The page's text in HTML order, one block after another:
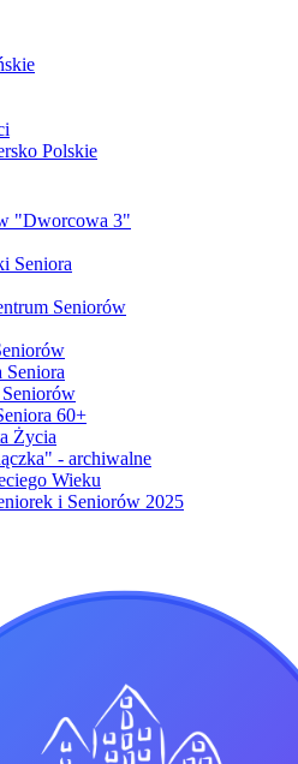
Polskie
"Dworcowa 3"
Seniora
Seniorów
Seniora
60+
Życia
- archiwalne
Wieku
i Seniorów 2025